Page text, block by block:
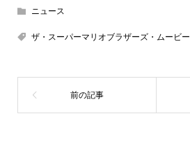
ニュース
ザ・スーパーマリオブラザーズ・ムービー